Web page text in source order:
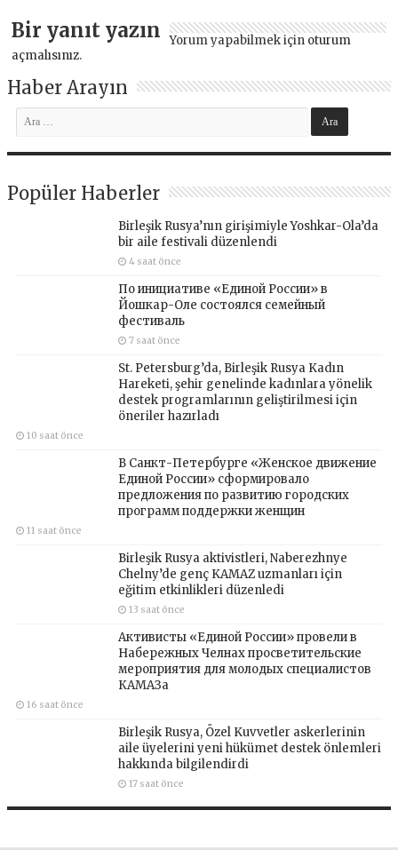
Bir yanıt yazın Yorum yapabilmek için oturum
açmalısınız.
Haber Arayın
Popüler Haberler
Birleşik Rusya’nın girişimiyle Yoshkar-Ola’da
bir aile festivali düzenlendi
4 saat önce
По инициативе «Единой России» в
Йошкар-Оле состоялся семейный
фестиваль
7 saat önce
St. Petersburg’da, Birleşik Rusya Kadın
Hareketi, şehir genelinde kadınlara yönelik
destek programlarının geliştirilmesi için
öneriler hazırladı
10 saat önce
В Санкт-Петербурге «Женское движение
Единой России» сформировало
предложения по развитию городских
программ поддержки женщин
11 saat önce
Birleşik Rusya aktivistleri, Naberezhnye
Chelny’de genç KAMAZ uzmanları için
eğitim etkinlikleri düzenledi
13 saat önce
Активисты «Единой России» провели в
Набережных Челнах просветительские
мероприятия для молодых специалистов
КАМАЗа
16 saat önce
Birleşik Rusya, Özel Kuvvetler askerlerinin
aile üyelerini yeni hükümet destek önlemleri
hakkında bilgilendirdi
17 saat önce